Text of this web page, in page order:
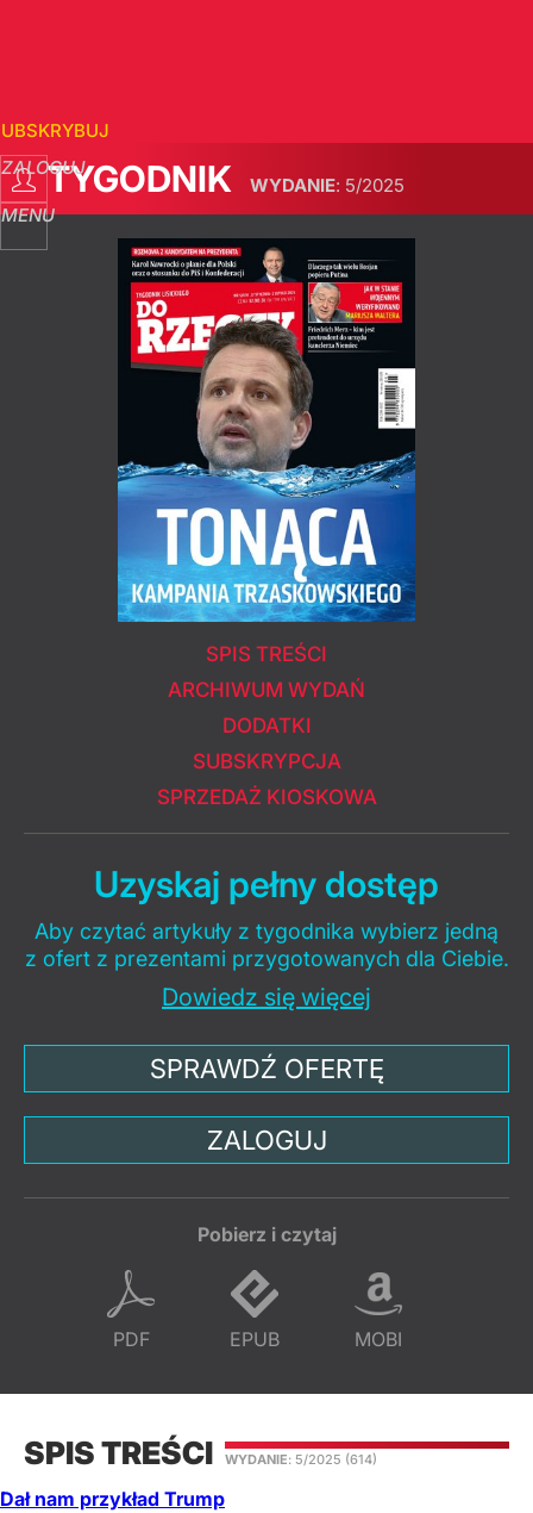
ZALOGUJ
MENU
TYGODNIK WYDANIE: 5/2025
SPIS TREŚCI
ARCHIWUM WYDAŃ
DODATKI
SUBSKRYPCJA
SPRZEDAŻ KIOSKOWA
Uzyskaj pełny dostęp
Aby czytać artykuły z tygodnika wybierz jedną
z ofert z prezentami przygotowanych dla Ciebie.
Dowiedz się więcej
SPRAWDŹ OFERTĘ
ZALOGUJ
Pobierz i czytaj
PDF EPUB MOBI
SPIS TREŚCI WYDANIE: 5/2025 (614)
Dał nam przykład Trump